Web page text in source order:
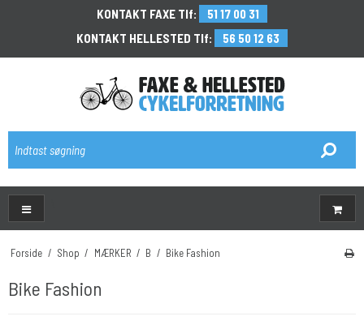
KONTAKT FAXE Tlf:
51 17 00 31
KONTAKT HELLESTED Tlf:
56 50 12 63
Forside / Shop / MÆRKER / B / Bike Fashion
Bike Fashion